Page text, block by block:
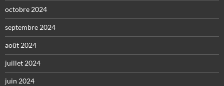
octobre 2024
septembre 2024
août 2024
juillet 2024
juin 2024